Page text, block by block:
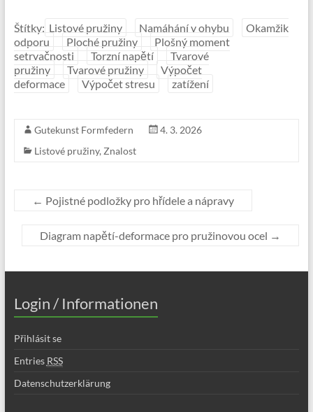
Štítky: Listové pružiny Namáhání v ohybu
Okamžik
odporu
Ploché pružiny
Plošný moment
setrvačnosti
Torzní napětí
Tvarové
pružiny
Tvarové pružiny
Výpočet
deformace
Výpočet stresu zatížení
Gutekunst Formfedern
4. 3. 2026
Listové pružiny, Znalost
← Pojistné podložky pro hřídele a nápravy
Diagram napětí-deformace pro pružinovou ocel →
Login / Informationen
Přihlásit se
Entries RSS
Datenschutzerklärung